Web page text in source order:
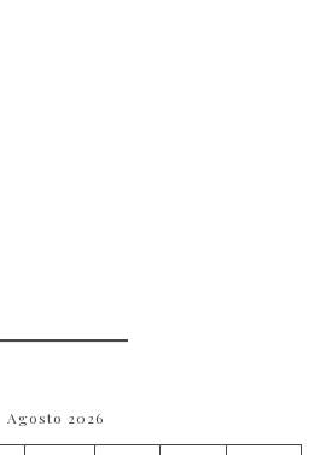
Agosto 2026